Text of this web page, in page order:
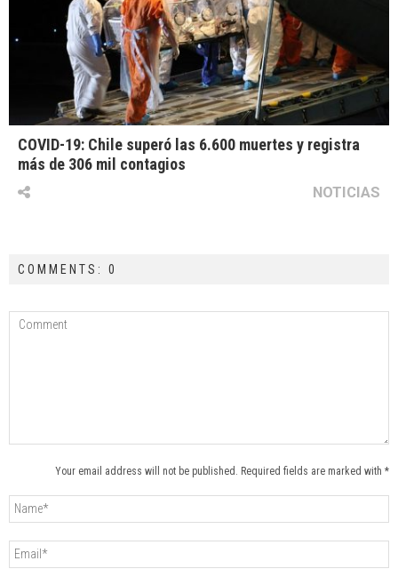
COVID-19: Chile superó las 6.600 muertes y registra
más de 306 mil contagios
NOTICIAS
COMMENTS: 0
Your email address will not be published. Required fields are marked with *